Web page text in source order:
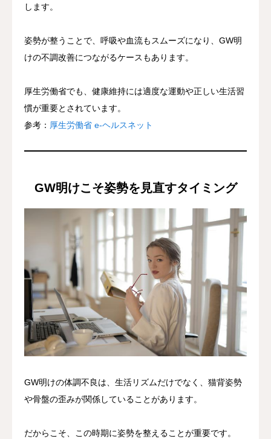
します。
姿勢が整うことで、呼吸や血流もスムーズになり、GW明
けの不調改善につながるケースもあります。
厚生労働省でも、健康維持には適度な運動や正しい生活習
慣が重要とされています。
参考： 厚生労働省 e-ヘルスネット
GW明けこそ姿勢を見直すタイミング
GW明けの体調不良は、生活リズムだけでなく、猫背姿勢
や骨盤の歪みが関係していることがあります。
だからこそ、この時期に姿勢を整えることが重要です。